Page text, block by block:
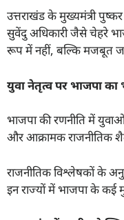
उत्तराखंड के मुख्यमंत्री
सुवेंदु अधिकारी जैसे चेहरे
रूप में नहीं, बल्कि मजबूत
युवा नेतृत्व पर भाजपा का
भाजपा की रणनीति में युवाओं
और आक्रामक राजनीतिक
राजनीतिक विश्लेषकों के
इन राज्यों में भाजपा के कई